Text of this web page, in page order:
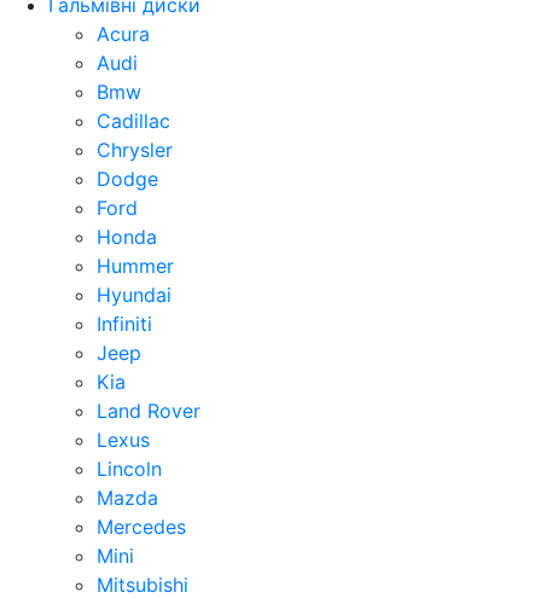
Гальмівні диски
Acura
Audi
Bmw
Cadillac
Chrysler
Dodge
Ford
Honda
Hummer
Hyundai
Infiniti
Jeep
Kia
Land Rover
Lexus
Lincoln
Mazda
Mercedes
Mini
Mitsubishi